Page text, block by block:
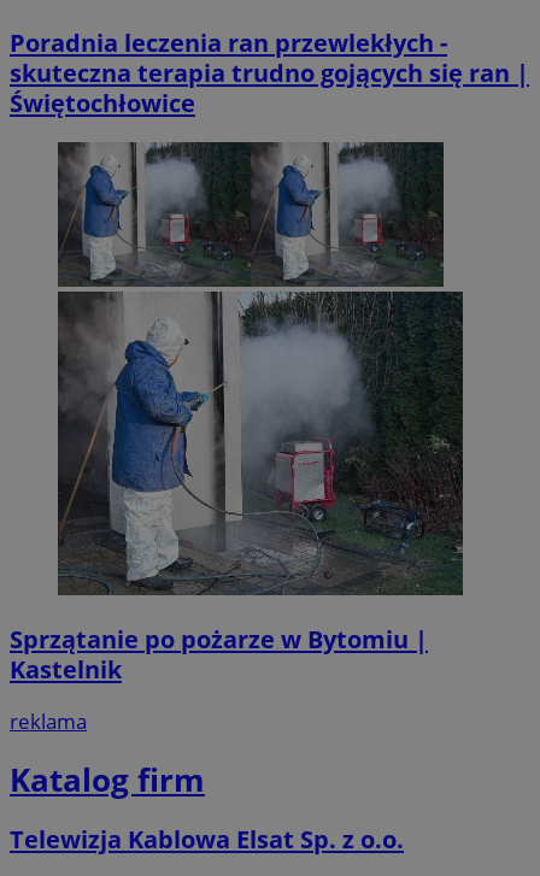
Poradnia leczenia ran przewlekłych -
skuteczna terapia trudno gojących się ran |
Świętochłowice
Sprzątanie po pożarze w Bytomiu |
Kastelnik
reklama
Katalog firm
Telewizja Kablowa Elsat Sp. z o.o.